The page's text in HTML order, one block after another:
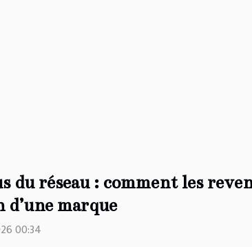
du réseau : comment les
marque
00:34